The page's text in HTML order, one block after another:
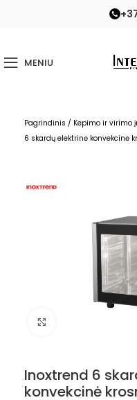
MENIU
Pagrindinis / Kepimo ir virimo
6 skardų elektrinė konvekcinė
Inoxtrend 6
konvekcinė